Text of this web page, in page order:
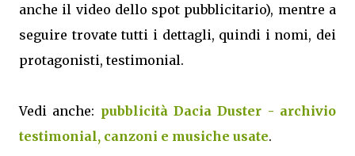
anche il video dello spot pubblicitario), mentre a
seguire trovate tutti i dettagli, quindi i nomi, dei
protagonisti, testimonial.
Vedi anche: pubblicità Dacia Duster - archivio
testimonial, canzoni e musiche usate.